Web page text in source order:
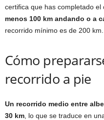
certifica que has completado
menos 100 km andando o a
recorrido mínimo es de 200 km.
Cómo
recorrido a pie
Un recorrido medio entre
30 km , lo que se traduce en